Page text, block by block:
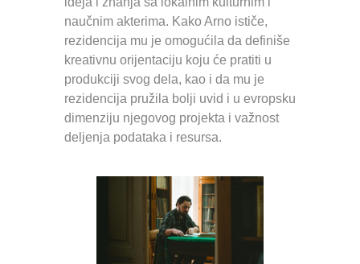
naučnim akterima. Kako Arno ističe,
rezidencija mu je omogućila da definiše
kreativnu orijentaciju koju će pratiti u
produkciji svog dela, kao i da mu je
rezidencija pružila bolji uvid i u evropsku
dimenziju njegovog projekta i važnost
deljenja podataka i resursa.